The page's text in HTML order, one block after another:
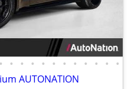
• • • • • • • • • • • •
AUTONATION